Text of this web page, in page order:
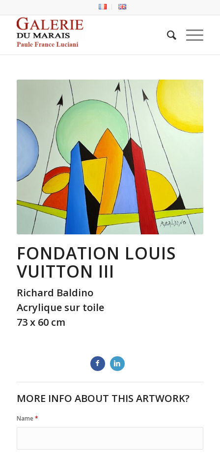
FONDATION LOUIS
VUITTON III
Richard Baldino
Acrylique sur toile
73 x 60 cm
MORE INFO ABOUT THIS ARTWORK?
Name*